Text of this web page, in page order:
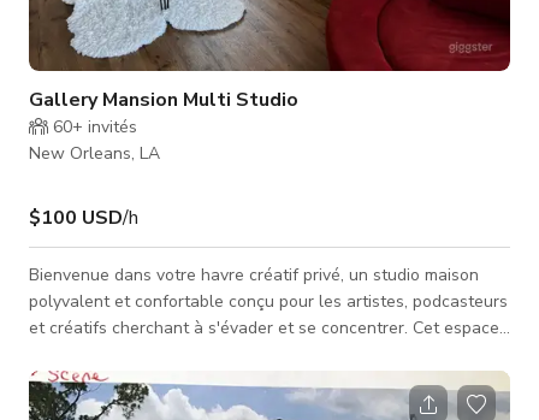
Gallery Mansion Multi Studio
60+ invités
New Orleans, LA
$100 USD/h
Bienvenue dans votre havre créatif privé, un studio maison
polyvalent et confortable conçu pour les artistes, podcasteurs
et créatifs cherchant à s'évader et se concentrer. Cet espace
installation de podcast avec deux micros, une insonorisation
et une ambiance intime parfaite pour écrire, enregistrer,